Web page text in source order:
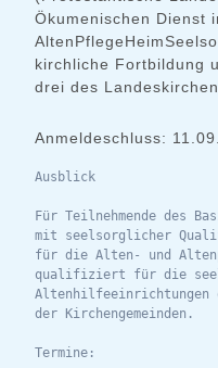
Ökumenischen Dienst
kirchliche Fortbildung
drei des
Anmeldeschluss:
Ausblick
Für Teilnehmende des
mit seelsorglicher
für die Alten- und
qualifiziert für die
Altenhilfeeinrichtungen
der Kirchengemeinden.
Termine: